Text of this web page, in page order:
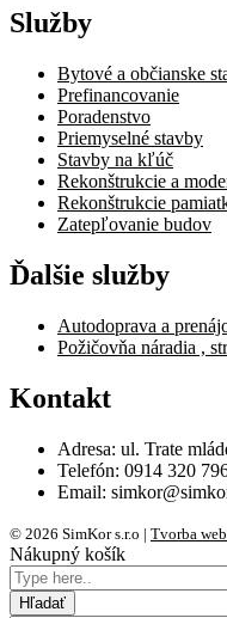
Služby
Bytové a občianske
Prefinancovanie
Poradenstvo
Priemyselné stavby
Stavby na kľúč
Rekonštrukcie a
Rekonštrukcie
Zatepľovanie budov
Ďalšie služby
Autodoprava a
Požičovňa náradia ,
Kontakt
Adresa: ul. Trate
Telefón: 0914 320
Email:
© 2026 SimKor s.r.o | Tvorba
Nákupný košík